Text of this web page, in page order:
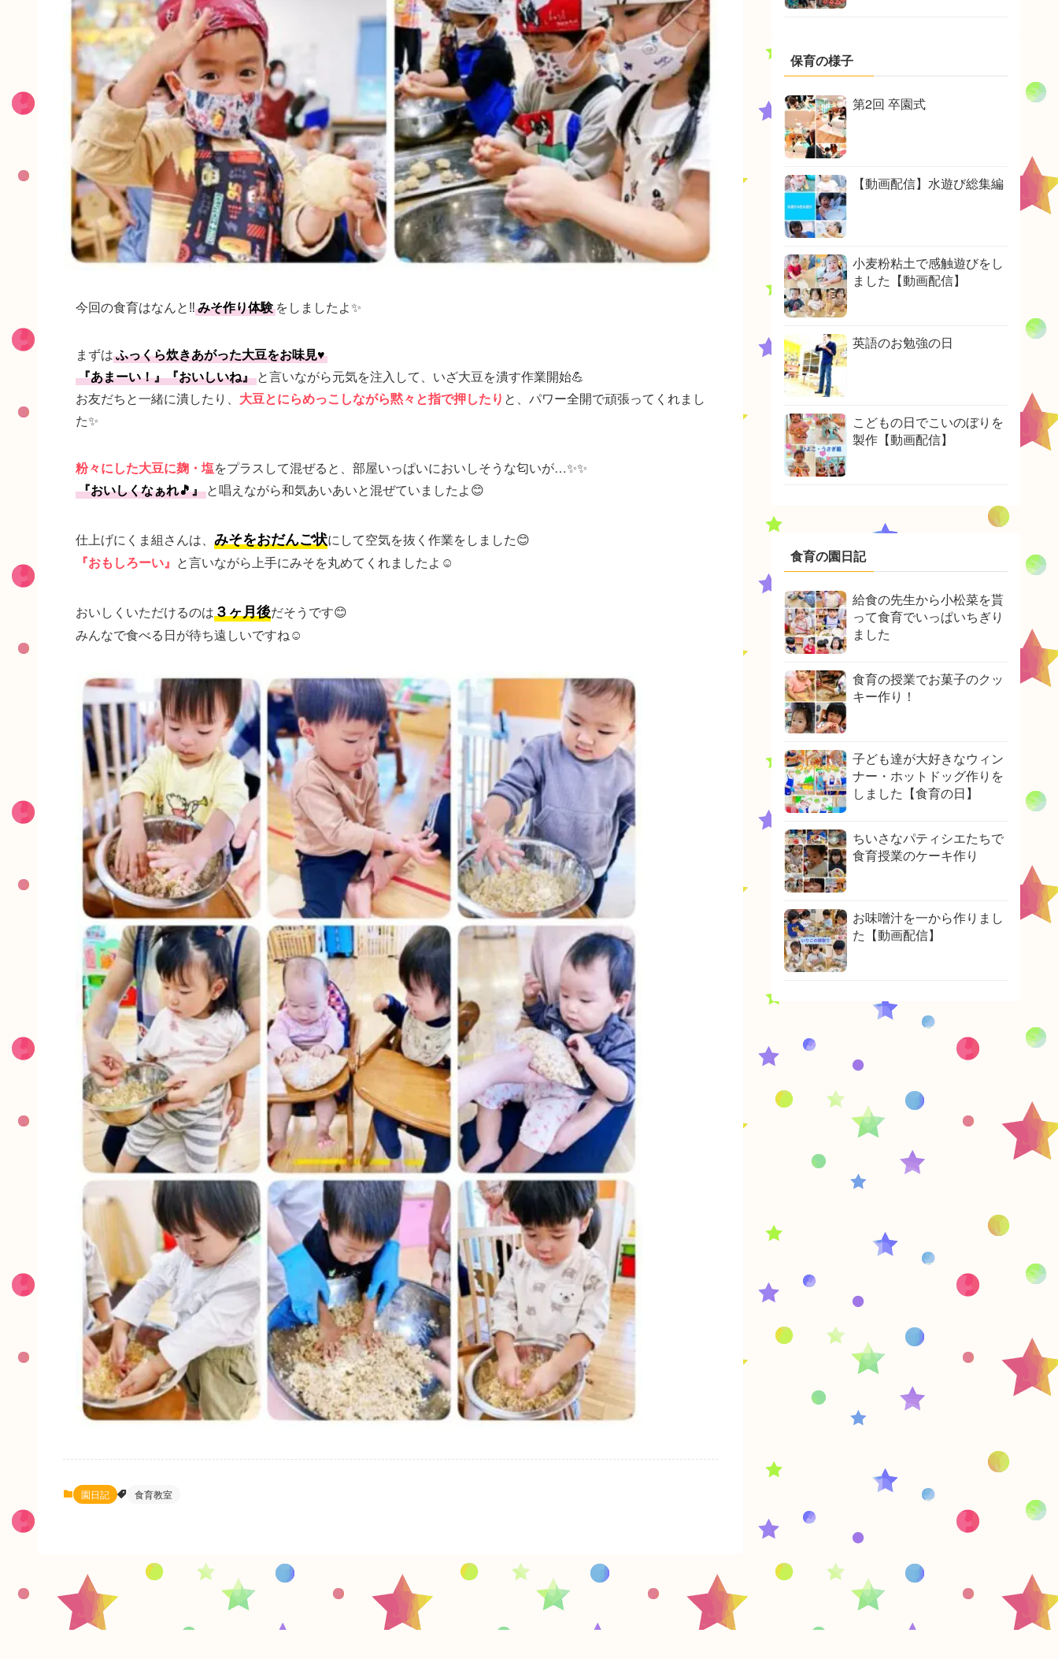
今回の食育はなんと‼️みそ作り体験 をしましたよ✨
まずはふっくら炊きあがった大豆をお味見♥️
『あまーい！』『おいしいね』 と言いながら元気を注入して、いざ大豆を潰す作業開始💪
お友だちと一緒に潰したり、 大豆とにらめっこしながら黙々と指で押したり と、パワー全開で頑張ってくれまし
た✨
粉々にした大豆に麹・塩をプラスして混ぜると、部屋いっぱいにおいしそうな匂いが…✨✨
『おいしくなぁれ🎵』 と唱えながら和気あいあいと混ぜていましたよ😊
仕上げにくま組さんは、 みそをおだんご状にして空気を抜く作業をしました😊
『おもしろーい』 と言いながら上手にみそを丸めてくれましたよ☺️
おいしくいただけるのは３ヶ月後だそうです😊
みんなで食べる日が待ち遠しいですね☺️
園日記 食育教室
保育の様子
第2回 卒園式
【動画配信】水遊び総集編
小麦粉粘土で感触遊びをし
ました【動画配信】
英語のお勉強の日
こどもの日でこいのぼりを
製作【動画配信】
食育の園日記
給食の先生から小松菜を貰
って食育でいっぱいちぎり
ました
食育の授業でお菓子のクッ
キー作り！
子ども達が大好きなウィン
ナー・ホットドッグ作りを
しました【食育の日】
ちいさなパティシエたちで
食育授業のケーキ作り
お味噌汁を一から作りまし
た【動画配信】